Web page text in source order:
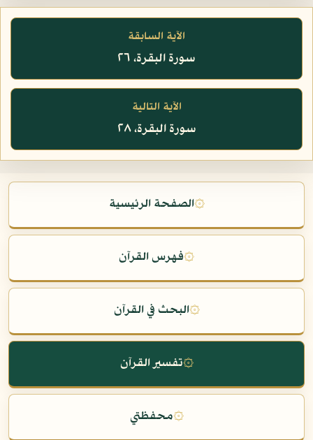
الآية السابقة
سورة البقرة، ٢٦
الآية التالية
سورة البقرة، ٢٨
۞الصفحة الرئيسية
۞فهرس القرآن
۞البحث في القرآن
۞تفسير القرآن
۞محفظتي